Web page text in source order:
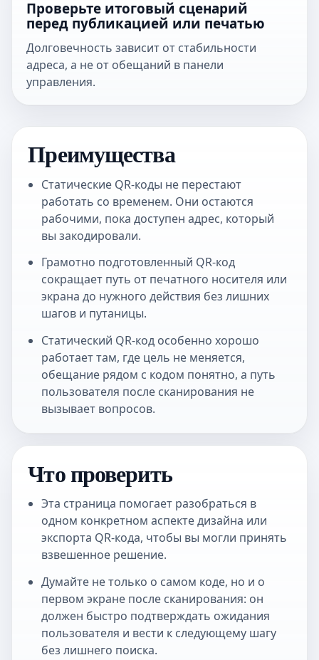
Проверьте итоговый сценарий
перед публикацией или печатью
Долговечность зависит от стабильности
адреса, а не от обещаний в панели
управления.
Преимущества
Статические QR-коды не перестают
работать со временем. Они остаются
рабочими, пока доступен адрес, который
вы закодировали.
Грамотно подготовленный QR-код
сокращает путь от печатного носителя или
экрана до нужного действия без лишних
шагов и путаницы.
Статический QR-код особенно хорошо
работает там, где цель не меняется,
обещание рядом с кодом понятно, а путь
пользователя после сканирования не
вызывает вопросов.
Что проверить
Эта страница помогает разобраться в
одном конкретном аспекте дизайна или
экспорта QR-кода, чтобы вы могли принять
взвешенное решение.
Думайте не только о самом коде, но и о
первом экране после сканирования: он
должен быстро подтверждать ожидания
пользователя и вести к следующему шагу
без лишнего поиска.